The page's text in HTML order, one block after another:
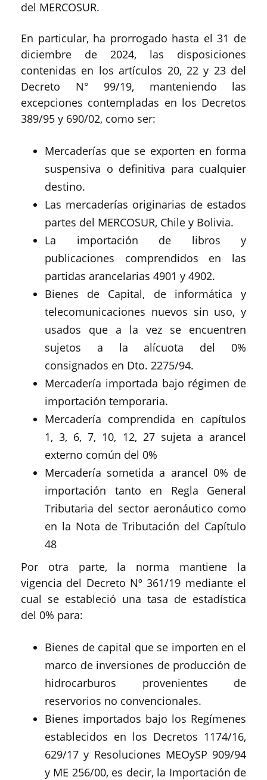
del MERCOSUR.
En particular, ha prorrogado hasta el 31 de
diciembre de 2024, las disposiciones
contenidas en los artículos 20, 22 y 23 del
Decreto N° 99/19, manteniendo las
excepciones contempladas en los Decretos
389/95 y 690/02, como ser:
Mercaderías que se exporten en forma
suspensiva o definitiva para cualquier
destino.
Las mercaderías originarias de estados
partes del MERCOSUR, Chile y Bolivia.
La importación de libros y
publicaciones comprendidos en las
partidas arancelarias 4901 y 4902.
Bienes de Capital, de informática y
telecomunicaciones nuevos sin uso, y
usados que a la vez se encuentren
sujetos a la alícuota del 0%
consignados en Dto. 2275/94.
Mercadería importada bajo régimen de
importación temporaria.
Mercadería comprendida en capítulos
1, 3, 6, 7, 10, 12, 27 sujeta a arancel
externo común del 0%
Mercadería sometida a arancel 0% de
importación tanto en Regla General
Tributaria del sector aeronáutico como
en la Nota de Tributación del Capítulo
48
Por otra parte, la norma mantiene la
vigencia del Decreto Nº 361/19 mediante el
cual se estableció una tasa de estadística
del 0% para:
Bienes de capital que se importen en el
marco de inversiones de producción de
hidrocarburos provenientes de
reservorios no convencionales.
Bienes importados bajo los Regímenes
establecidos en los Decretos 1174/16,
629/17 y Resoluciones MEOySP 909/94
y ME 256/00, es decir, la Importación de